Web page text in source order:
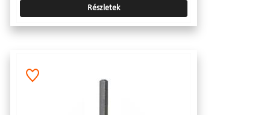
Részletek